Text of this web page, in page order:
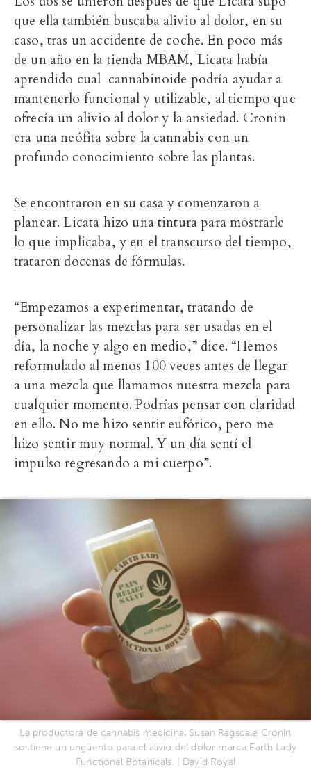
que ella también buscaba alivio al dolor, en su
caso, tras un accidente de coche. En poco más
de un año en la tienda MBAM, Licata había
aprendido cual cannabinoide podría ayudar a
mantenerlo funcional y utilizable, al tiempo que
ofrecía un alivio al dolor y la ansiedad. Cronin
era una neófita sobre la cannabis con un
profundo conocimiento sobre las plantas.
Se encontraron en su casa y comenzaron a
planear. Licata hizo una tintura para mostrarle
lo que implicaba, y en el transcurso del tiempo,
trataron docenas de fórmulas.
“Empezamos a experimentar, tratando de
personalizar las mezclas para ser usadas en el
día, la noche y algo en medio,” dice. “Hemos
reformulado al menos 100 veces antes de llegar
a una mezcla que llamamos nuestra mezcla para
cualquier momento. Podrías pensar con claridad
en ello. No me hizo sentir eufórico, pero me
hizo sentir muy normal. Y un día sentí el
impulso regresando a mi cuerpo”.
La productora de cannabis medicinal Susan Ragsdale Cronin
sostiene un ungüento para el alivio del dolor marca Earth Lady
Functional Botanicals. | David Royal